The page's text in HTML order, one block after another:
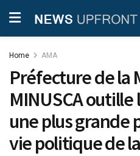
Home AMA
Préfecture de la
MINUSCA
une plus grande
vie politique de